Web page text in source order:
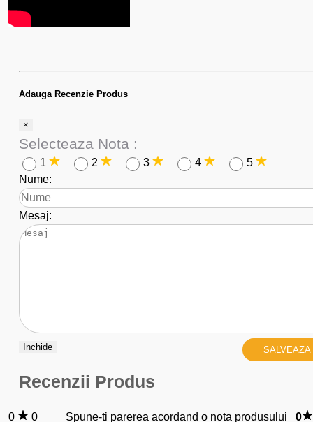
Adauga Recenzie Produs
×
Selecteaza Nota :
1 2 3 4
5
Nume:
Mesaj:
SALVEAZA
Inchide
Recenzii Produs
0 0 Spune-ti parerea acordand o nota produsului 0